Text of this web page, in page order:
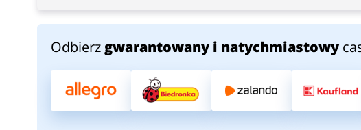
Odbierz gwarantowany i natychmiastowy